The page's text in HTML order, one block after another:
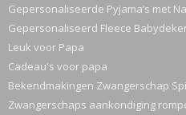
Gepersonaliseerde Pyjama’s met
Gepersonaliseerd Fleece
Leuk voor Papa
Cadeau's voor papa
Bekendmakingen Zwangerschap
Zwangerschaps aankondiging